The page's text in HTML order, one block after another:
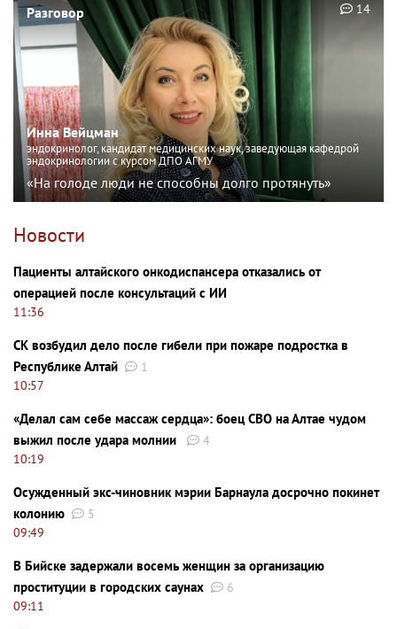
Разговор
Инна Вейцман
эндокринолог, кандидат медицинских наук, заведующая кафедрой
эндокринологии с курсом ДПО АГМУ
«На голоде люди не способны долго протянуть»
14
Новости
Пациенты алтайского онкодиспансера отказались от
операцией после консультаций с ИИ
11:36
СК возбудил дело после гибели при пожаре подростка в
Республике Алтай
1
10:57
«Делал сам себе массаж сердца»: боец СВО на Алтае чудом
выжил после удара молнии
4
10:19
Осужденный экс-чиновник мэрии Барнаула досрочно покинет
колонию
5
09:49
В Бийске задержали восемь женщин за организацию
проституции в городских саунах
6
09:11